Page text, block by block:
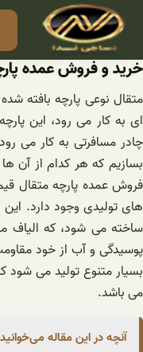
محتوا
خرید و فروش عمده
متقال نوعی پارچه بافته
ای به کار می رود، این
چادر مسافرتی به کار می
بسازیم که هر کدام از آن
فروش عمده پارچه متقال
های تولیدی وجود دارد.
ساخته می شود، که الیاف
پوسیدگی و آب از خود
بسیار متنوع تولید می
می باشد.
آنچه در این مقاله